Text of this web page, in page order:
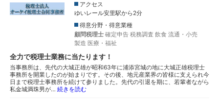
アクセス
ゆいレール安里駅から2分
得意分野・得意業種
顧問税理士 確定申告 税務調査 飲食 流通・小売
製造 医療・福祉
全力で税理士業務に当たります！
当事務所は、先代の大城正雄が昭和63年に浦添宮城の地に大城正雄税理士
事務所を開業したのが始まりです。その後、地元産業界の皆様に支えられ今
日まで税理士事務所を続けて参りました。先代の引退を期に、若輩者ながら
私金城満珠男が… 続きを読む